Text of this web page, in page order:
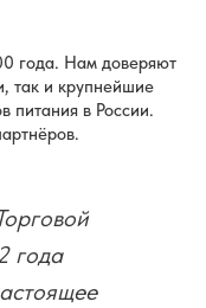
года. Нам доверяют
так и крупнейшие
питания в России.
года